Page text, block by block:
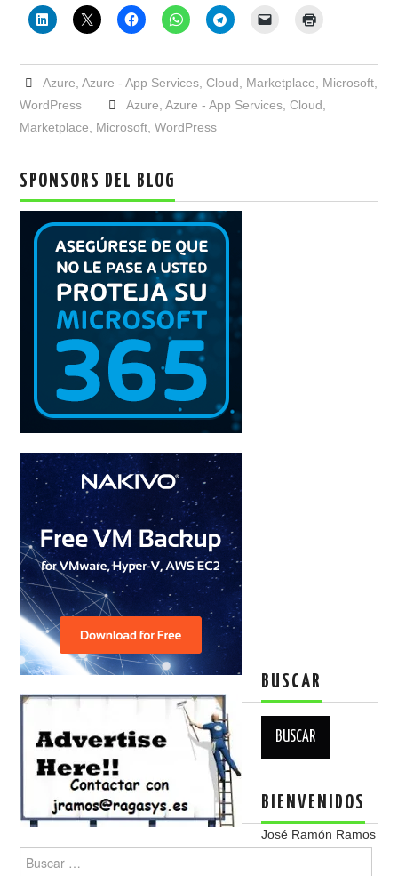
Azure Azure - App Services, Cloud Marketplace Microsoft,
WordPress
Azure Azure - App Services, Cloud
Marketplace
Microsoft ,WordPress
SPONSORS DEL BLOG
BUSCAR
BIENVENIDOS
José Ramón Ramos